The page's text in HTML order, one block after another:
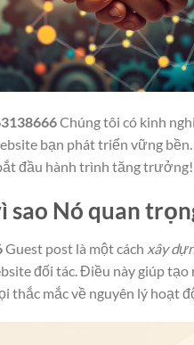
Chúng tôi có kinh
bạn phát triển vững
đầu hành trình tăng trưởng!
sao Nó quan
Guest post là một cách xây
đối tác. Điều này giúp
thắc mắc về nguyên lý hoạt